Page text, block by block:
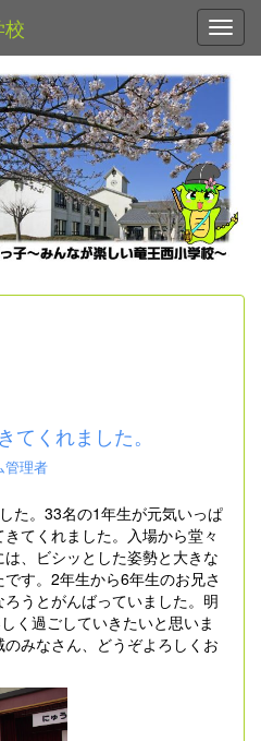
てくれました。
管理者
た。33名の1年生が元気いっぱ
てくれました。入場から堂々
、ビシッとした姿勢と大きな
す。2年生から6年生のお兄さ
うとがんばっていました。明
く過ごしていきたいと思いま
みなさん、どうぞよろしくお